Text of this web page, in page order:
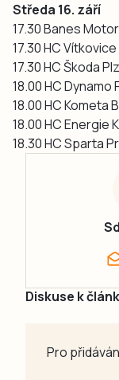
Středa 16. září
17.30 Banes
17.30 HC
17.30 HC Škoda
18.00 HC
18.00 HC Kometa
18.00 HC Energie
18.30 HC Sparta
Diskuse k
Pro